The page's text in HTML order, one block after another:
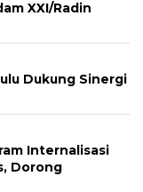
XXI/Radin
Dukung Sinergi
Internalisasi
Dorong